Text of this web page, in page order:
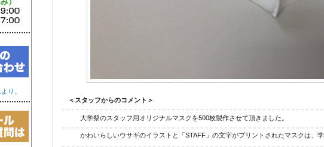
オリジナル扇子
＜スタッフからのコメント＞
大学祭のスタッフ用オリジナルマスクを500枚製作させて頂きました。
かわいらしいウサギのイラストと「STAFF」の文字がプリントされたマスクは、
り。